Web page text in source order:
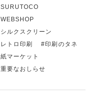
SURUTOCO
WEBSHOP
シルクスクリーン
レトロ印刷
印刷のタネ
紙マーケット
重要なおしらせ